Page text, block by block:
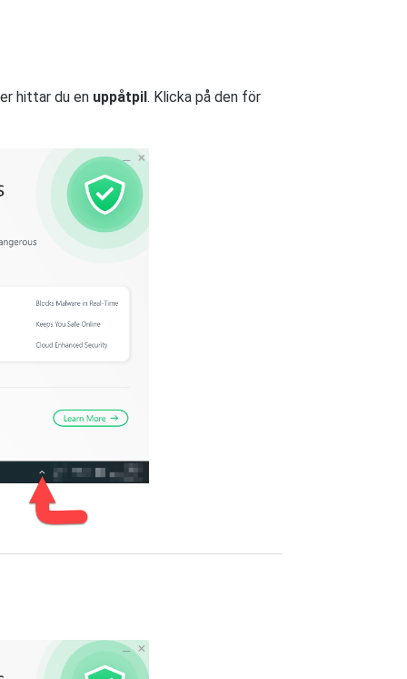
hittar du en uppåtpil. Klicka på den för